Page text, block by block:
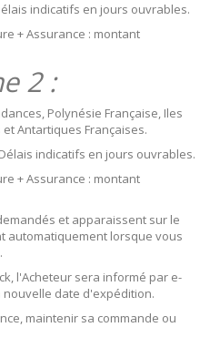
indicatifs en jours ouvrables.
+ Assurance : montant
2 :
Polynésie Française, Iles
Antartiques Françaises.
indicatifs en jours ouvrables.
+ Assurance : montant
et apparaissent sur le
automatiquement lorsque vous
l'Acheteur sera informé par e-
nouvelle date d'expédition.
maintenir sa commande ou